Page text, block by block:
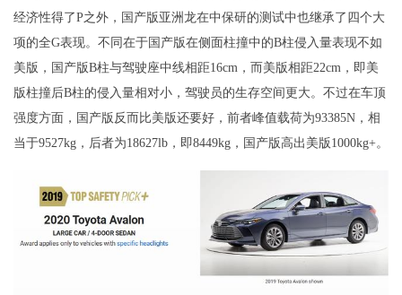
经济性得了P之外，国产版亚洲龙在中保研的测试中也继承了四个大
项的全G表现。不同在于国产版在侧面柱撞中的B柱侵入量表现不如
美版，国产版B柱与驾驶座中线相距16cm，而美版相距22cm，即美
版柱撞后B柱的侵入量相对小，驾驶员的生存空间更大。不过在车顶
强度方面，国产版反而比美版还要好，前者峰值载荷为93385N，相
当于9527kg，后者为18627lb，即8449kg，国产版高出美版1000kg+。